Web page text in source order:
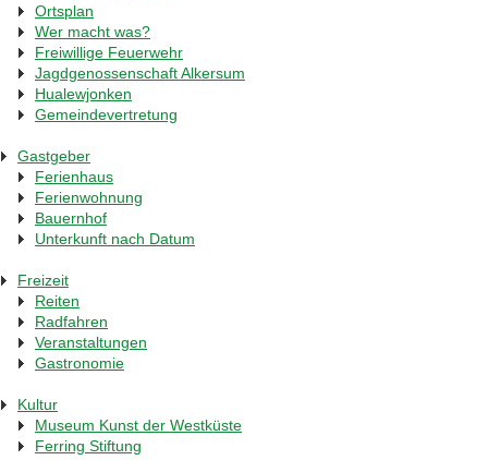
Ortsplan
Wer macht was?
Freiwillige Feuerwehr
Jagdgenossenschaft Alkersum
Hualewjonken
Gemeindevertretung
Gastgeber
Ferienhaus
Ferienwohnung
Bauernhof
Unterkunft nach Datum
Freizeit
Reiten
Radfahren
Veranstaltungen
Gastronomie
Kultur
Museum Kunst der Westküste
Ferring Stiftung